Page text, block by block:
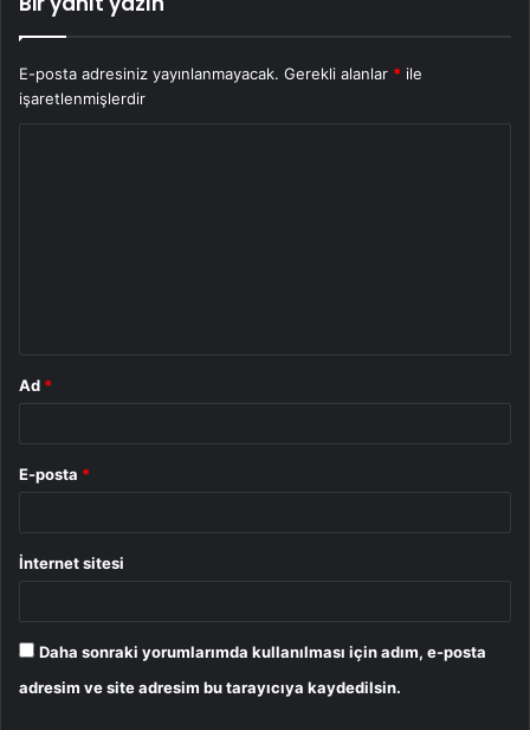
E-posta adresiniz yayınlanmayacak. Gerekli alanlar * ile
işaretlenmişlerdir
Ad *
E-posta *
İnternet sitesi
Daha sonraki yorumlarımda kullanılması için adım, e-posta
adresim ve site adresim bu tarayıcıya kaydedilsin.